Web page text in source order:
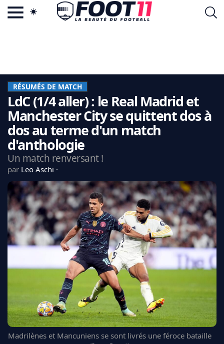
LA CHARTE
VIE PRIVÉE
CGU
CONTACTEZ-NOUS
MERCATO
CDM 2026
EDF
PSG
LIGUE 1
REAL MADRID
FC BARCELONE
MANCHESTER UNITED
ARSENAL
L'AVIS DE LA RÉDAC'
RÉSUMÉS DE MATCH
LdC (1/4 aller) : le Real Madrid et
Manchester City se quittent dos à
dos au terme d'un match
d'anthologie
Un match renversant !
par Leo Aschi
Madrilènes et Mancuniens se sont livrés une féroce bataille